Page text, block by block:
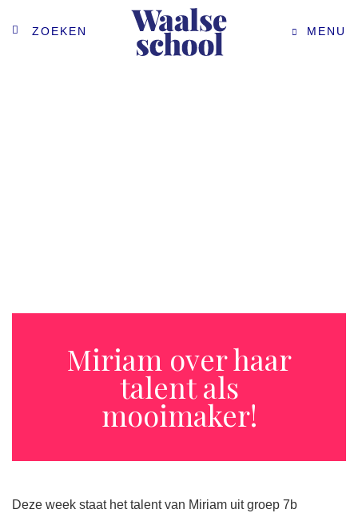
ZOEKEN MENU
Miriam over haar
talent als
mooimaker!
Deze week staat het talent van Miriam uit groep 7b